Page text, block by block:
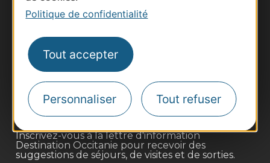
Politique de confidentialité
Tout accepter
Personnaliser Tout refuser
Business/Mice
Pros d'Occitanie
Voyagistes
Destination Sport
Inscrivez-vous à la lettre d'information
Destination Occitanie pour recevoir des
suggestions de séjours, de visites et de sorties.